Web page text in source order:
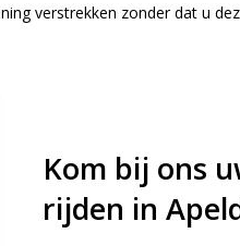
verstrekken zonder dat u
Kom bij ons
rijden in